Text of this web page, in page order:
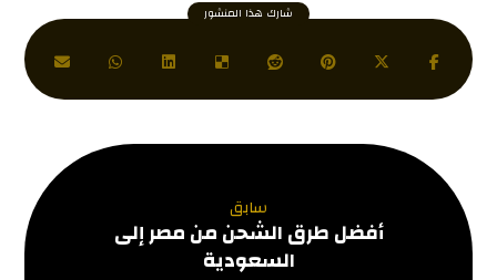
سابق
أفضل طرق الشحن من مصر إلى
السعودية